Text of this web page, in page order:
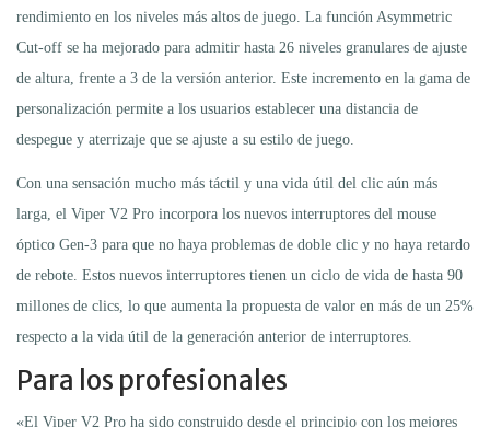
rendimiento en los niveles más altos de juego. La función Asymmetric
Cut-off se ha mejorado para admitir hasta 26 niveles granulares de ajuste
de altura, frente a 3 de la versión anterior. Este incremento en la gama de
personalización permite a los usuarios establecer una distancia de
despegue y aterrizaje que se ajuste a su estilo de juego.
Con una sensación mucho más táctil y una vida útil del clic aún más
larga, el Viper V2 Pro incorpora los nuevos interruptores del mouse
óptico Gen-3 para que no haya problemas de doble clic y no haya retardo
de rebote. Estos nuevos interruptores tienen un ciclo de vida de hasta 90
millones de clics, lo que aumenta la propuesta de valor en más de un 25%
respecto a la vida útil de la generación anterior de interruptores.
Para los profesionales
«El Viper V2 Pro ha sido construido desde el principio con los mejores